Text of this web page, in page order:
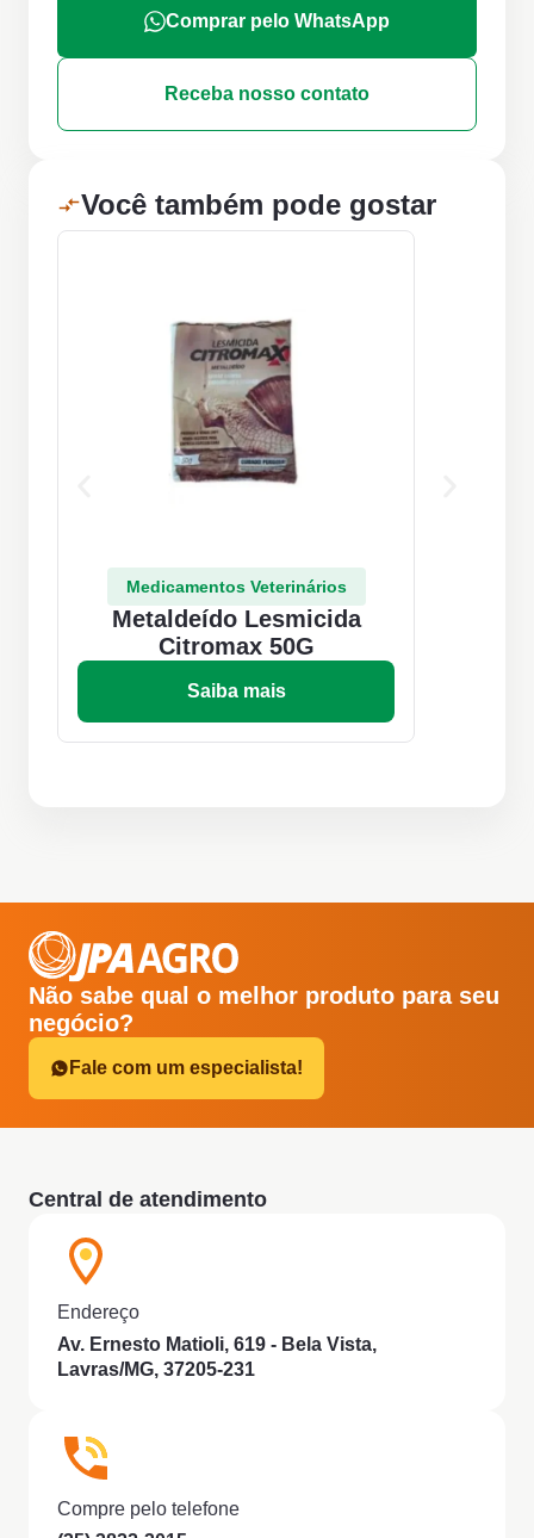
Comprar pelo WhatsApp
Receba nosso contato
Você também pode gostar
Medicamentos Veterinários
Metaldeído Lesmicida
Citromax 50G
Saiba mais
Não sabe qual o melhor produto para seu
negócio?
Fale com um especialista!
Central de atendimento
Endereço
Av. Ernesto Matioli, 619 - Bela Vista,
Lavras/MG, 37205-231
Compre pelo telefone